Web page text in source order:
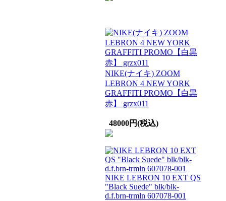
NIKE(ナイキ) ZOOM
LEBRON 4 NEW YORK
GRAFFITI PROMO【白黒
赤】 grzx011
48000円(税込)
NIKE LEBRON 10 EXT QS
"Black Suede" blk/blk-
d.f.brn-trmln 607078-001